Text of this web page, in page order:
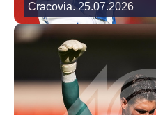
Cracovia. 25.07.2026